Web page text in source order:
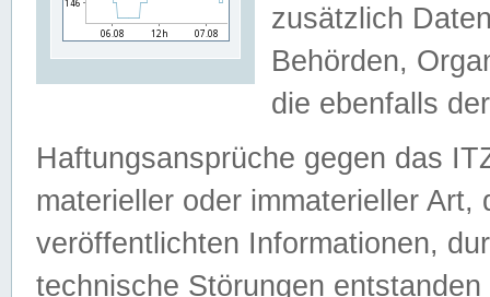
zusätzlich
Behörden,
die ebenfalls
Haftungsansprüche gegen das
materieller oder immaterieller
veröffentlichten Informationen,
technische Störungen